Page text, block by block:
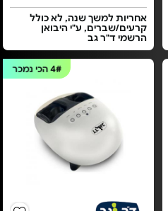
אחריות למשך שנה, לא כולל
קרעים/שברים, ע"י היבואן
הרשמי ד"ר גב
4#הכי נמכר